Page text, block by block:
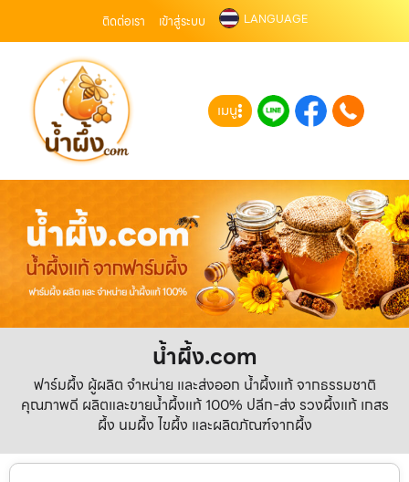
ติดต่อเรา เข้าสู่ระบบ LANGUAGE
เมนู
น้ำผึ้ง.com
ฟาร์มผึ้ง ผู้ผลิต จำหน่าย และส่งออก น้ำผึ้งแท้ จากธรรมชาติ
คุณภาพดี ผลิตและขายน้ำผึ้งแท้ 100% ปลีก-ส่ง รวงผึ้งแท้ เกสร
ผึ้ง นมผึ้ง ไขผึ้ง และผลิตภัณฑ์จากผึ้ง